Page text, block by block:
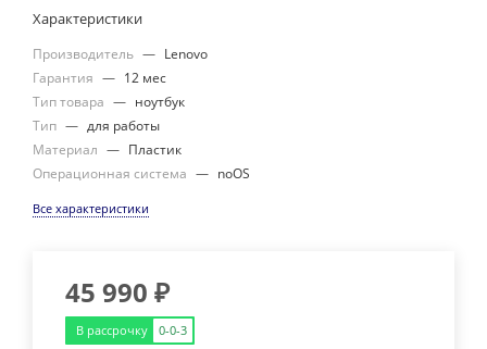
Характеристики
Производитель — Lenovo
Гарантия — 12 мес
Тип товара — ноутбук
Тип — для работы
Материал — Пластик
Операционная система — noOS
Все характеристики
45 990 ₽
В рассрочку 0-0-3